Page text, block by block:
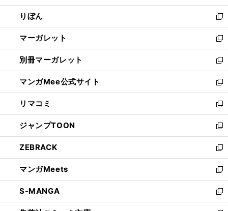
開
く
ウ
で
開
く
ン
ド
ウ
で
開
く
ウ
ィ
ン
ド
ウ
で
開
く
りぼん
新
し
い
ウ
ィ
ン
ド
ウ
で
開
く
マーガレット
新
し
い
ウ
ィ
ン
ド
ウ
で
開
く
別冊マーガレット
新
し
い
ウ
ィ
ン
ド
ウ
で
開
く
マンガMee公式サイト
新
し
い
ウ
ィ
ン
ド
ウ
で
開
く
リマコミ
新
し
い
ウ
ィ
ン
ド
ウ
で
開
ジャンプTOON
新
し
い
ウ
ィ
ン
ド
ウ
ZEBRACK
新
し
い
ウ
ィ
ン
マンガMeets
新
し
い
ウ
S-MANGA
新
し